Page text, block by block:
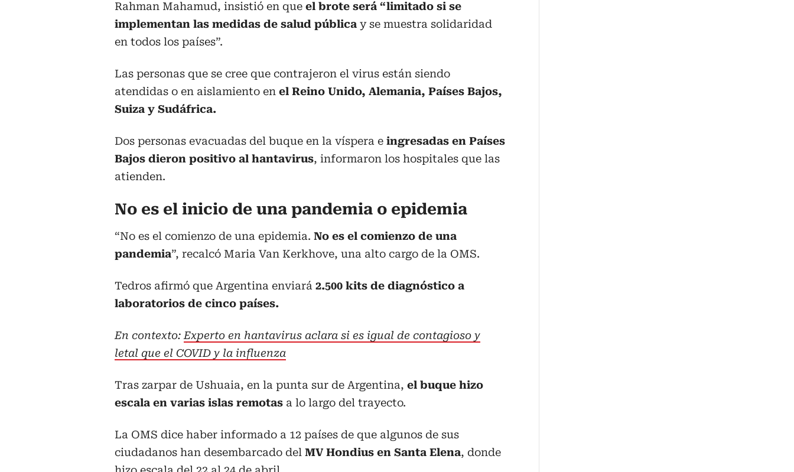
Rahman Mahamud, insistió en que el brote será “limitado si se
implementan las medidas de salud pública y se muestra solidaridad
en todos los países”.
Las personas que se cree que contrajeron el virus están siendo
atendidas o en aislamiento en el Reino Unido, Alemania, Países Bajos,
Suiza y Sudáfrica.
Dos personas evacuadas del buque en la víspera e ingresadas en Países
Bajos dieron positivo al hantavirus, informaron los hospitales que las
atienden.
No es el inicio de una pandemia o epidemia
“No es el comienzo de una epidemia. No es el comienzo de una
pandemia”, recalcó Maria Van Kerkhove, una alto cargo de la OMS.
Tedros afirmó que Argentina enviará 2.500 kits de diagnóstico a
laboratorios de cinco países.
En contexto:Experto en hantavirus aclara si es igual de contagioso y
letal que el COVID y la influenza
Tras zarpar de Ushuaia, en la punta sur de Argentina, el buque hizo
escala en varias islas remotas a lo largo del trayecto.
La OMS dice haber informado a 12 países de que algunos de sus
ciudadanos han desembarcado del MV Hondius en Santa Elena, donde